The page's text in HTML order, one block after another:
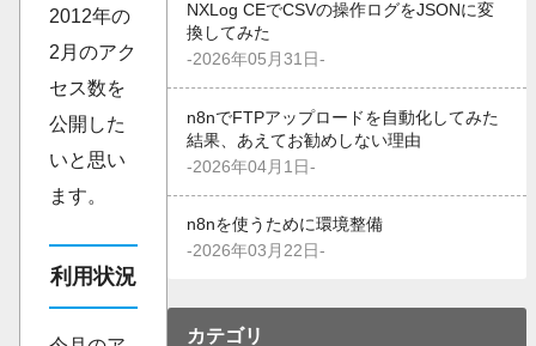
2012年の
2月のアク
セス数を
公開した
いと思い
ます。
利用状況
NXLog CEでCSVの操作ログをJSONに変
換してみた
-2026年05月31日-
n8nでFTPアップロードを自動化してみた
結果、あえてお勧めしない理由
-2026年04月1日-
n8nを使うために環境整備
-2026年03月22日-
カテゴリ